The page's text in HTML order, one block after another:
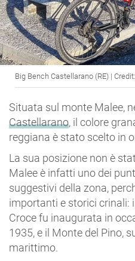
Big Bench Castellarano (RE) |
Situata sul monte Malee,
Castellarano, il colore
reggiana è stato scelto in
La sua posizione non è
Malee è infatti uno dei
suggestivi della zona,
importanti e storici crinali:
Croce fu inaugurata in
1935, e il Monte del Pino,
marittimo.